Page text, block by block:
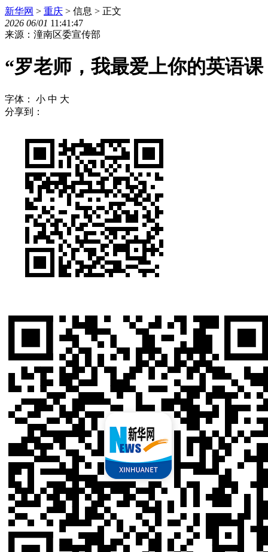
新华网 > 重庆 > 信息 > 正文
2026 06/01 11:41:47
来源：潼南区委宣传部
“罗老师，我最爱上你的英语课
字体： 小 中 大
分享到：